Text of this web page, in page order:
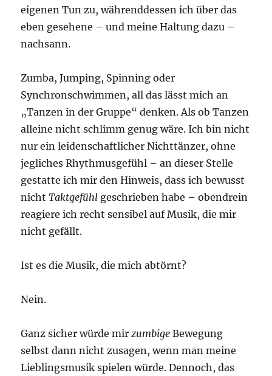
eigenen Tun zu, währenddessen ich über das
eben gesehene – und meine Haltung dazu –
nachsann.
Zumba, Jumping, Spinning oder
Synchronschwimmen, all das lässt mich an
„Tanzen in der Gruppe“ denken. Als ob Tanzen
alleine nicht schlimm genug wäre. Ich bin nicht
nur ein leidenschaftlicher Nichttänzer, ohne
jegliches Rhythmusgefühl – an dieser Stelle
gestatte ich mir den Hinweis, dass ich bewusst
nichtTaktgefühl geschrieben habe – obendrein
reagiere ich recht sensibel auf Musik, die mir
nicht gefällt.
Ist es die Musik, die mich abtörnt?
Nein.
Ganz sicher würde mirzumbigeBewegung
selbst dann nicht zusagen, wenn man meine
Lieblingsmusik spielen würde. Dennoch, das